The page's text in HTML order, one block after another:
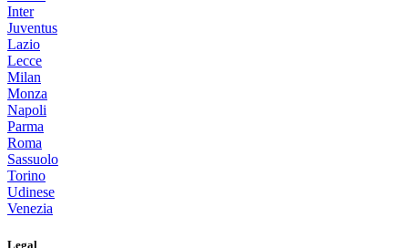
Inter
Juventus
Lazio
Lecce
Milan
Monza
Napoli
Parma
Roma
Sassuolo
Torino
Udinese
Venezia
Legal